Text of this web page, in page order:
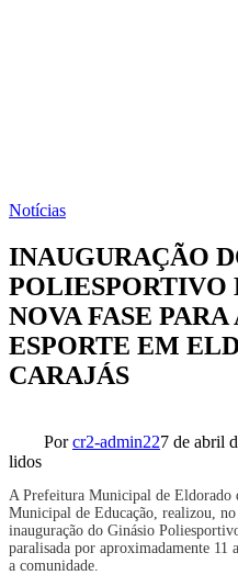
Notícias
INAUGURAÇÃO
POLIESPORTIVO
NOVA FASE
ESPORTE EM
CARAJÁS
Por cr2-admin227 de abril
lidos
A Prefeitura Municipal de Eldorado
Municipal de Educação, realizou,
inauguração do Ginásio
paralisada por aproximadamente 11
a comunidade.